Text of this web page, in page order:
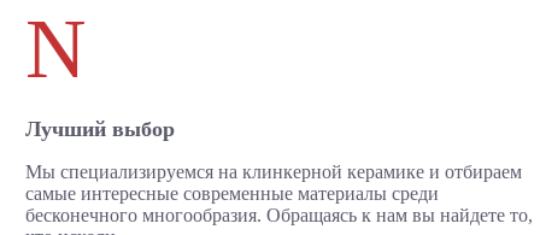
N
Лучший выбор
Мы специализируемся на клинкерной керамике и отбираем
самые интересные современные материалы среди
бесконечного многообразия. Обращаясь к нам вы найдете то,